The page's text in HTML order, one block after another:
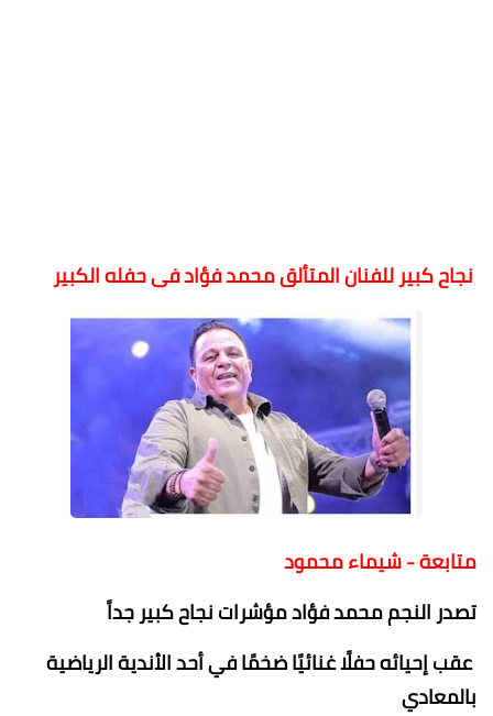
نجاح كبير للفنان المتألق محمد فؤاد فى حفله الكبير
متابعة - شيماء محمود
تصدر النجم محمد فؤاد مؤشرات نجاح كبير جداً
عقب إحيائه حفلًا غنائيًا ضخمًا في أحد الأندية الرياضية
بالمعادي